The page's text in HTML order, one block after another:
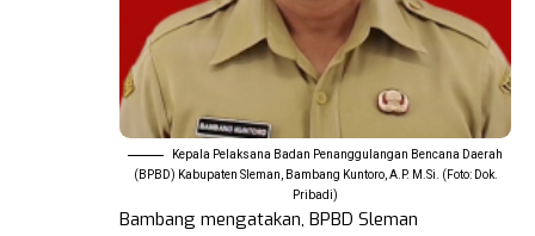
Kepala Pelaksana Badan Penanggulangan Bencana Daerah
(BPBD) Kabupaten Sleman, Bambang Kuntoro, A.P. M.Si. (Foto: Dok.
Pribadi)
Bambang mengatakan, BPBD Sleman